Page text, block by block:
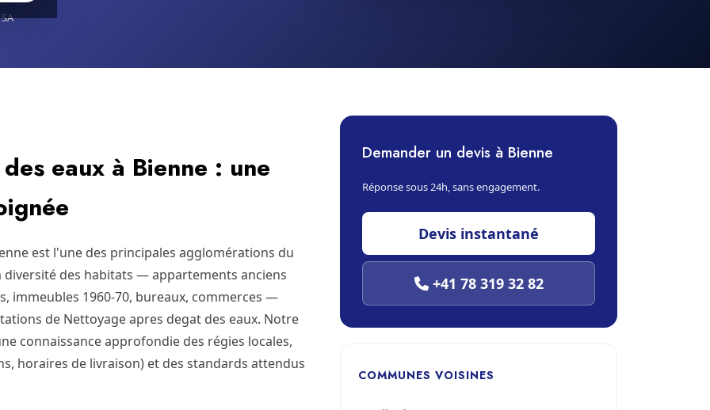
eaux à Bienne : une
est l'une des principales agglomérations du
diversité des habitats — appartements anciens
immeubles 1960-70, bureaux, commerces —
de Nettoyage apres degat des eaux. Notre
connaissance approfondie des régies locales,
horaires de livraison) et des standards attendus
Demander un devis à Bienne
Réponse sous 24h, sans engagement.
Devis instantané
+41 78 319 32 82
COMMUNES VOISINES